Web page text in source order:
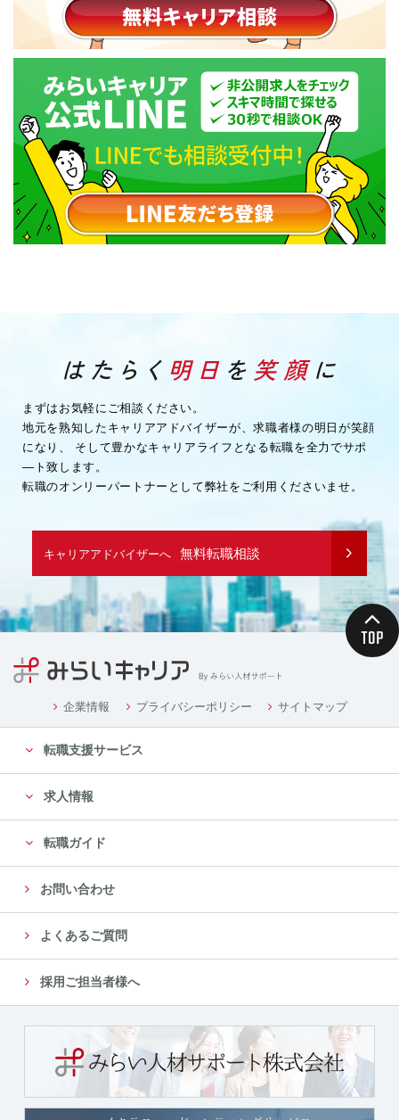
まずはお気軽にご相談ください。
地元を熟知したキャリアアドバイザーが、求職者様の明日が笑顔
になり、
そして豊かなキャリアライフとなる転職を全力でサポ
―ト致します。
転職のオンリーパートナーとして弊社をご利用くださいませ。
キャリアアドバイザーへ 無料転職相談
企業情報 プライバシーポリシー サイトマップ
転職支援サービス
求人情報
転職ガイド
お問い合わせ
よくあるご質問
採用ご担当者様へ